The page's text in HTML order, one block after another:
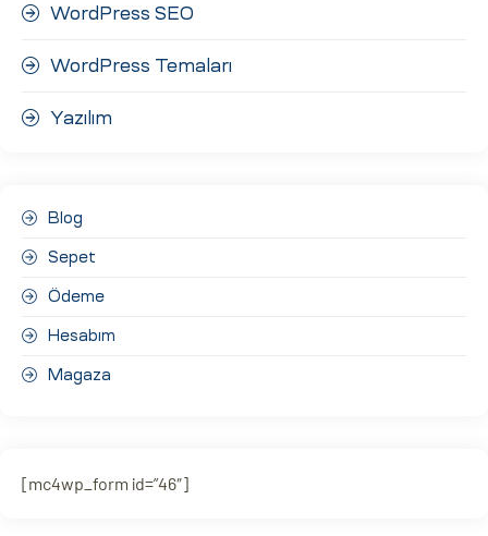
WordPress SEO
WordPress Temaları
Yazılım
Blog
Sepet
Ödeme
Hesabım
Magaza
[mc4wp_form id=”46″]